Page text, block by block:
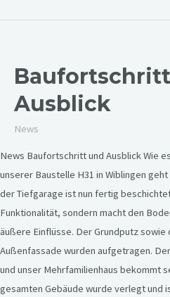
Ausblick
News
News Baufortschritt und Ausblick Wie
unserer Baustelle H31 in Wiblingen
der Tiefgarage ist nun fertig
Funktionalität, sondern macht den
äußere Einflüsse. Der Grundputz
Außenfassade wurden aufgetragen.
und unser Mehrfamilienhaus bekommt
gesamten Gebäude wurde verlegt und